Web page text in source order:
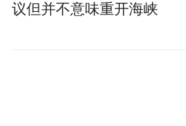
议但并不意味重开海峡